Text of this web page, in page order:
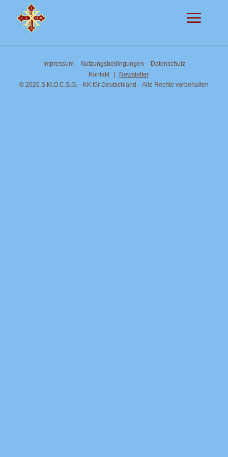
Inhalt
springen
Impressum Nutzungsbedingungen
Datenschutz
Kontakt
Newsletter
© 2026 S.M.O.C.S.G.
KK für Deutschland Alle Rechte vorbehalten